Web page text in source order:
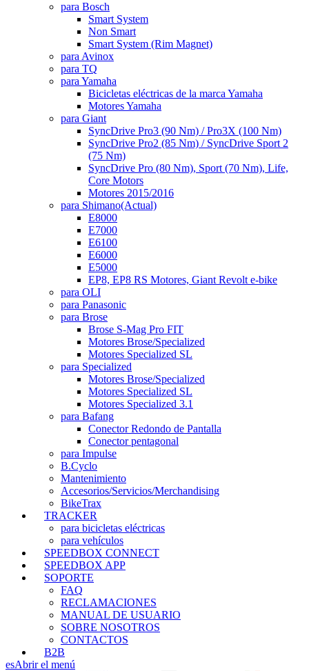
para Bosch
Smart System
Non Smart
Smart System (Rim Magnet)
para Avinox
para TQ
para Yamaha
Bicicletas eléctricas de la marca Yamaha
Motores Yamaha
para Giant
SyncDrive Pro3 (90 Nm) / Pro3X (100 Nm)
SyncDrive Pro2 (85 Nm) / SyncDrive Sport 2
(75 Nm)
SyncDrive Pro (80 Nm), Sport (70 Nm), Life,
Core Motors
Motores 2015/2016
para Shimano(Actual)
E8000
E7000
E6100
E6000
E5000
EP8, EP8 RS Motores, Giant Revolt e-bike
para OLI
para Panasonic
para Brose
Brose S-Mag Pro FIT
Motores Brose/Specialized
Motores Specialized SL
para Specialized
Motores Brose/Specialized
Motores Specialized SL
Motores Specialized 3.1
para Bafang
Conector Redondo de Pantalla
Conector pentagonal
para Impulse
B.Cyclo
Mantenimiento
Accesorios/Servicios/Merchandising
BikeTrax
TRACKER
para bicicletas eléctricas
para vehículos
SPEEDBOX CONNECT
SPEEDBOX APP
SOPORTE
FAQ
RECLAMACIONES
MANUAL DE USUARIO
SOBRE NOSOTROS
CONTACTOS
B2B
esAbrir el menú